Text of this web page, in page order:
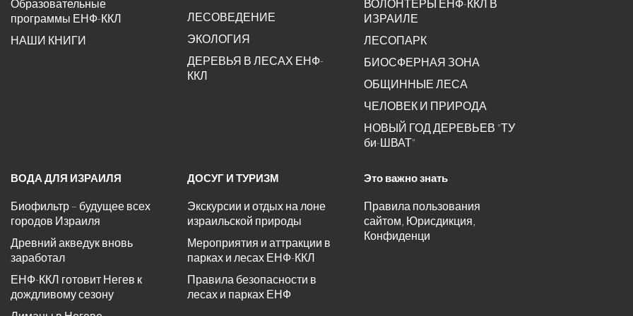
Образовательные
программы ЕНФ-ККЛ
НАШИ КНИГИ
ЛЕСОВЕДЕНИЕ
ЭКОЛОГИЯ
ДЕРЕВЬЯ В ЛЕСАХ ЕНФ-
ККЛ
ВОЛОНТЕРЫ ЕНФ-ККЛ В
ИЗРАИЛЕ
ЛЕСОПАРК
БИОСФЕРНАЯ ЗОНА
ОБЩИННЫЕ ЛЕСА
ЧЕЛОВЕК И ПРИРОДА
НОВЫЙ ГОД ДЕРЕВЬЕВ "ТУ
би-ШВАТ"
ВОДА ДЛЯ ИЗРАИЛЯ
Биофильтр – будущее всех
городов Израиля
Древний акведук вновь
заработал
ЕНФ-ККЛ готовит Негев к
дождливому сезону
ДОСУГ И ТУРИЗМ
Экскурсии и отдых на лоне
израильской природы
Мероприятия и аттракции в
парках и лесах ЕНФ-ККЛ
Правила безопасности в
лесах и парках ЕНФ
Это важно знать
Правила пользования
сайтом, Юрисдикция,
Конфиденци